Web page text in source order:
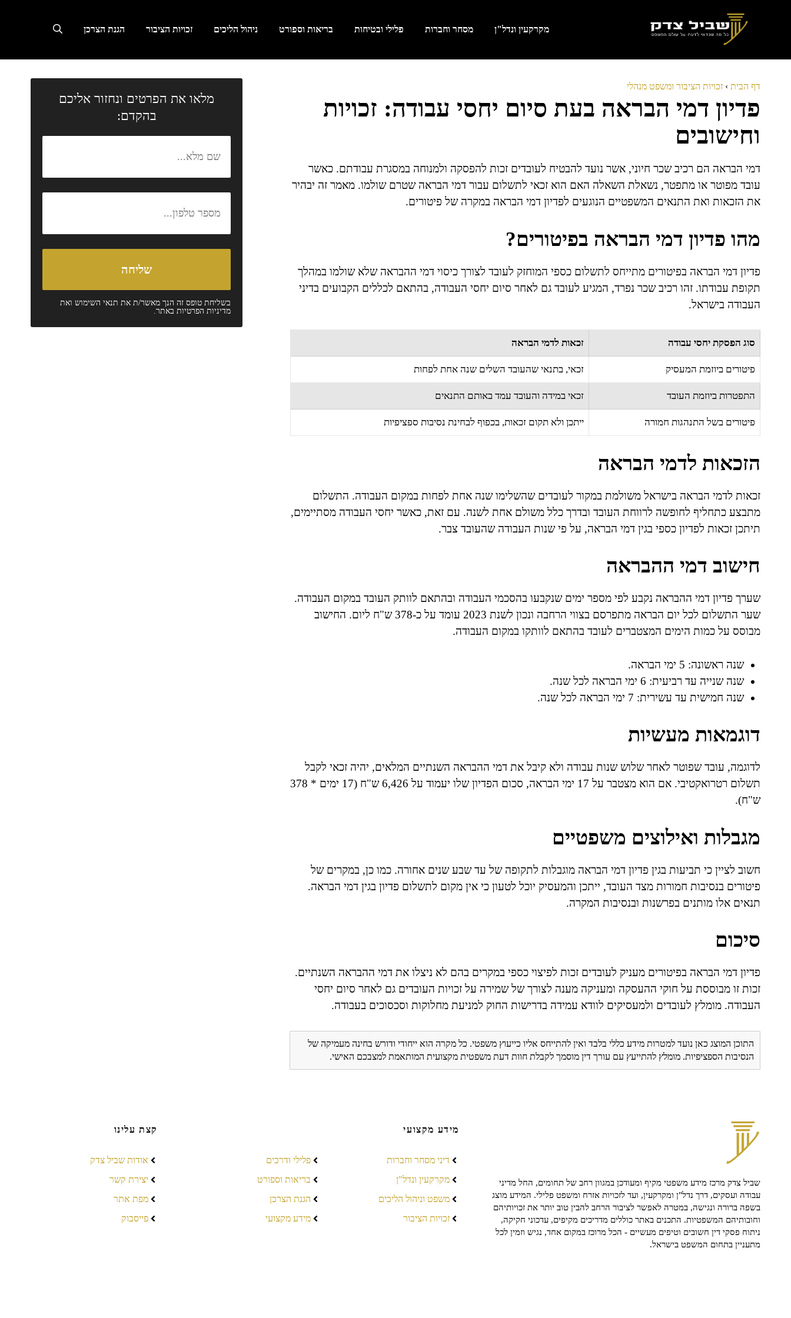
מקרקעין ונדל"ן מסחר וחברות פלילי ובטיחות בריאות וספורט ניהול הליכים זכויות הציבור הגנת הצרכן
דף הבית › זכויות הציבור ומשפט מנהלי
פדיון דמי הבראה בעת סיום יחסי עבודה: זכויות
וחישובים
דמי הבראה הם רכיב שכר חיוני, אשר נועד להבטיח לעובדים זכות להפסקה ולמנוחה במסגרת עבודתם. כאשר
עובד מפוטר או מתפטר, נשאלת השאלה האם הוא זכאי לתשלום עבור דמי הבראה שטרם שולמו. מאמר זה יבהיר
את הזכאות ואת התנאים המשפטיים הנוגעים לפדיון דמי הבראה במקרה של פיטורים.
מהו פדיון דמי הבראה בפיטורים?
פדיון דמי הבראה בפיטורים מתייחס לתשלום כספי המוחזק לעובד לצורך כיסוי דמי ההבראה שלא שולמו במהלך
תקופת עבודתו. זהו רכיב שכר נפרד, המגיע לעובד גם לאחר סיום יחסי העבודה, בהתאם לכללים הקבועים בדיני
העבודה בישראל.
סוג הפסקת יחסי עבודה זכאות לדמי הבראה
פיטורים ביוזמת המעסיק זכאי, בתנאי שהעובד השלים שנה אחת לפחות
התפטרות ביוזמת העובד זכאי במידה והעובד עמד באותם התנאים
פיטורים בשל התנהגות חמורה ייתכן ולא תקום זכאות, בכפוף לבחינת נסיבות ספציפיות
הזכאות לדמי הבראה
זכאות לדמי הבראה בישראל משולמת במקור לעובדים שהשלימו שנה אחת לפחות במקום העבודה. התשלום
מתבצע כתחליף לחופשה לרווחת העובד ובדרך כלל משולם אחת לשנה. עם זאת, כאשר יחסי העבודה מסתיימים,
תיתכן זכאות לפדיון כספי בגין דמי הבראה, על פי שנות העבודה שהעובד צבר.
חישוב דמי ההבראה
שערך פדיון דמי ההבראה נקבע לפי מספר ימים שנקבעו בהסכמי העבודה ובהתאם לוותק העובד במקום העבודה.
שער התשלום לכל יום הבראה מתפרסם בצווי הרחבה ונכון לשנת 2023 עומד על כ-378 ש"ח ליום. החישוב
מבוסס על כמות הימים המצטברים לעובד בהתאם לוותקו במקום העבודה.
שנה ראשונה: 5 ימי הבראה.
שנה שנייה עד רביעית: 6 ימי הבראה לכל שנה.
שנה חמישית עד עשירית: 7 ימי הבראה לכל שנה.
דוגמאות מעשיות
לדוגמה, עובד שפוטר לאחר שלוש שנות עבודה ולא קיבל את דמי ההבראה השנתיים המלאים, יהיה זכאי לקבל
תשלום רטרואקטיבי. אם הוא מצטבר על 17 ימי הבראה, סכום הפדיון שלו יעמוד על 6,426 ש"ח (17 ימים * 378
ש"ח).
מגבלות ואילוצים משפטיים
חשוב לציין כי תביעות בגין פדיון דמי הבראה מוגבלות לתקופה של עד שבע שנים אחורה. כמו כן, במקרים של
פיטורים בנסיבות חמורות מצד העובד, ייתכן והמעסיק יוכל לטעון כי אין מקום לתשלום פדיון בגין דמי הבראה.
תנאים אלו מותנים בפרשנות ובנסיבות המקרה.
סיכום
פדיון דמי הבראה בפיטורים מעניק לעובדים זכות לפיצוי כספי במקרים בהם לא ניצלו את דמי ההבראה השנתיים.
זכות זו מבוססת על חוקי ההעסקה ומעניקה מענה לצורך של שמירה על זכויות העובדים גם לאחר סיום יחסי
העבודה. מומלץ לעובדים ולמעסיקים לוודא עמידה בדרישות החוק למניעת מחלוקות וסכסוכים בעבודה.
התוכן המוצג כאן נועד למטרות מידע כללי בלבד ואין להתייחס אליו כייעוץ משפטי. כל מקרה הוא ייחודי ודורש בחינה מעמיקה של
הנסיבות הספציפיות. מומלץ להתייעץ עם עורך דין מוסמך לקבלת חוות דעת משפטית מקצועית המותאמת למצבכם האישי.
מלאו את הפרטים ונחזור אליכם
בהקדם:
בשליחת טופס זה הנך מאשר/ת את תנאי השימושואת
מדיניות הפרטיותבאתר.
שביל צדק מרכז מידע משפטי מקיף ומעודכן במגוון רחב של תחומים, החל מדיני
עבודה ועסקים, דרך נדל"ן ומקרקעין, ועד לזכויות אזרח ומשפט פלילי. המידע מוצג
בשפה ברורה ונגישה, במטרה לאפשר לציבור הרחב להבין טוב יותר את זכויותיהם
וחובותיהם המשפטיות. התכנים באתר כוללים מדריכים מקיפים, עדכוני חקיקה,
ניתוח פסקי דין חשובים וטיפים מעשיים - הכל מרוכז במקום אחד, נגיש וזמין לכל
מתעניין בתחום המשפט בישראל.
מידע מקצועי
דיני מסחר וחברות
מקרקעין ונדל"ן
משפט וניהול הליכים
זכויות הציבור
פלילי ודרכים
בריאות וספורט
הגנת הצרכן
מידע מקצועי
קצת עלינו
אודות שביל צדק
יצירת קשר
מפת אתר
פייסבוק